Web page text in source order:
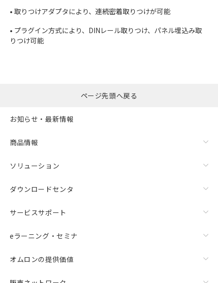
• 取りつけアダプタにより、連続密着取りつけが可能
• プラグイン方式により、DINレール取りつけ、パネル埋込み取
りつけ可能
ページ先頭へ戻る
お知らせ・最新情報
商品情報
ソリューション
ダウンロードセンタ
サービスサポート
eラーニング・セミナ
オムロンの提供価値